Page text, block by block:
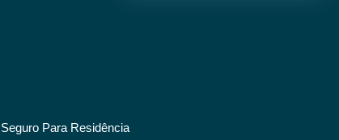
Seguro Para Residência